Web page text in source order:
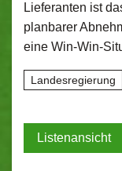
Lieferanten ist
planbarer
eine Win-Win-
Landesregierung
Listenansicht